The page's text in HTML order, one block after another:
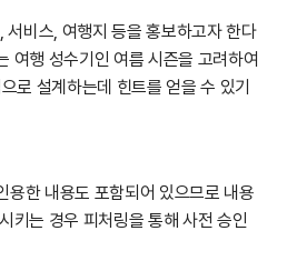
비스, 여행지 등을 홍보하고자 한다
여행 성수기인 여름 시즌을 고려하여
로 설계하는데 힌트를 얻을 수 있기
용한 내용도 포함되어 있으므로 내용
키는 경우 피처링을 통해 사전 승인